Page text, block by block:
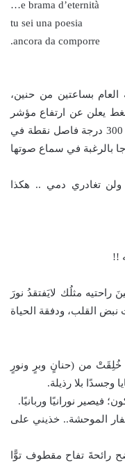
e brama d’eternità…
tu sei una poesia
ancora da comporre.
بساعتين من حنين،
يعلن عن ارتفاع مؤشر
المحبة، وسجَّل مقياس السُّكَّر الإلكتروني 300 درجة فاصل نقطة في
بالرغبة في سماع صوتها
ولن تغادري دمي .. هكذا
!!
مثلُك لايَفتقدُ نورَ
نبض القلب، ودفقة الحياة
خُلِقَتْ من (حنانٍ وبرٍ ونورٍ
وجسدًا بلا رذيلة.
نورانيًا وربانيًا.
الموحشة.. خذيني على
رائحةَ تفاح مقطوف توًّا